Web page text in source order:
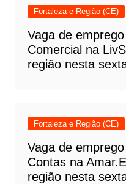
Fortaleza e Região (CE)
Vaga de
Comercial na
região nesta
Fortaleza e Região (CE)
Vaga de
Contas na
região nesta